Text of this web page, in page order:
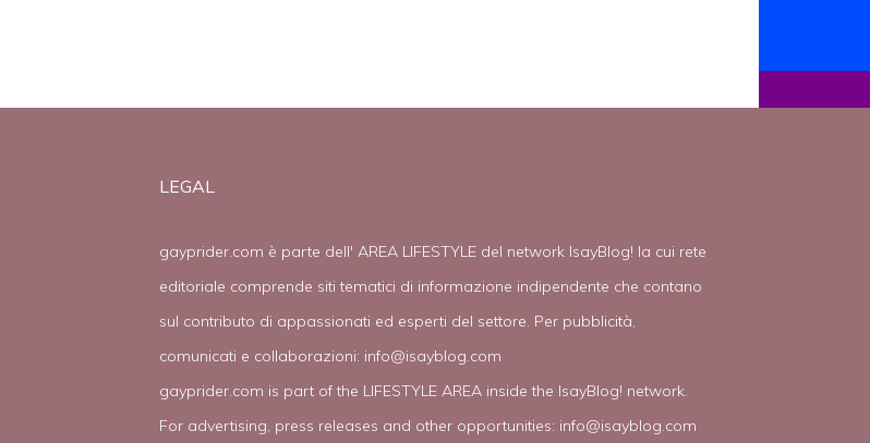
LEGAL
gayprider.com è parte dell' AREA LIFESTYLE del network IsayBlog! la cui rete
editoriale comprende siti tematici di informazione indipendente che contano
sul contributo di appassionati ed esperti del settore. Per pubblicità,
comunicati e collaborazioni: info@isayblog.com
gayprider.com is part of the LIFESTYLE AREA inside the IsayBlog! network.
For advertising, press releases and other opportunities: info@isayblog.com